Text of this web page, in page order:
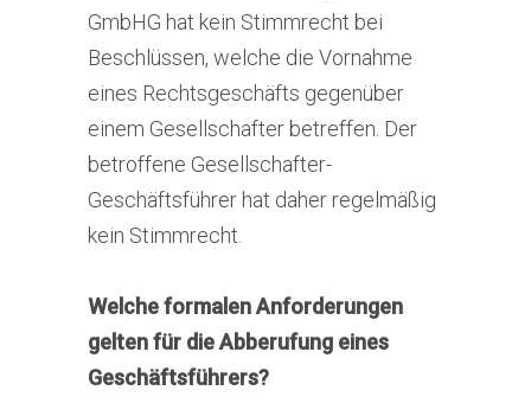
GmbHG hat kein Stimmrecht bei
Beschlüssen, welche die Vornahme
eines Rechtsgeschäfts gegenüber
einem Gesellschafter betreffen. Der
betroffene Gesellschafter-
Geschäftsführer hat daher regelmäßig
kein Stimmrecht.
Welche formalen Anforderungen
gelten für die Abberufung eines
Geschäftsführers?